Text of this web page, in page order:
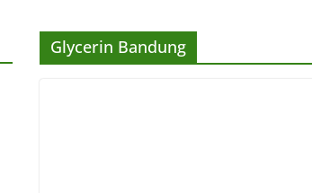
Glycerin Bandung